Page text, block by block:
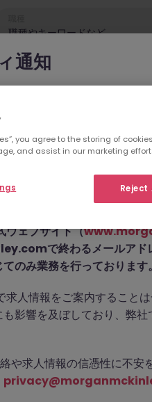
ちらの
た。
は掲載が終了しました。関連求人を
通知
ンサルタントになりすまし
ブサイトやドメイン（例：
を使用し、虚偽のソーシャ
アプリを通じて偽の求人
ています。
ェブサイト（
で終わるメールアド
のみ業務を行っております。
人情報をご案内すること
影響を及ぼしており、弊
求人情報の信憑性に不安
you agree to the storing of
and assist in our marketing
Reject